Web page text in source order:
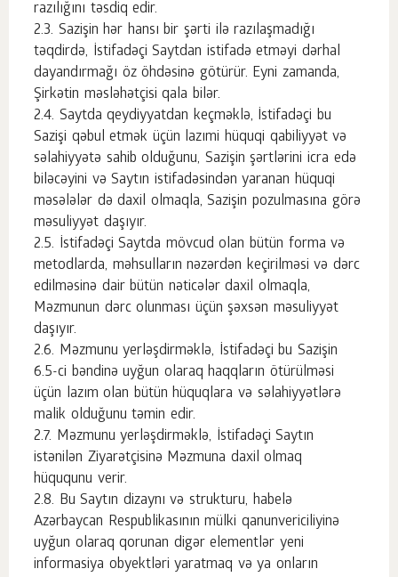
razılığını təsdiq edir.
Sazişin hər hansı bir şərti ilə razılaşmadığı
təqdirdə, İstifadəçi Saytdan istifadə etməyi dərhal
dayandırmağı öz öhdəsinə götürür. Eyni zamanda,
Şirkətin məsləhətçisi qala bilər.
Saytda qeydiyyatdan keçməklə, İstifadəçi bu
Sazişi qəbul etmək üçün lazımi hüquqi qabiliyyət və
səlahiyyətə sahib olduğunu, Sazişin şərtlərini icra edə
biləcəyini və Saytın istifadəsindən yaranan hüquqi
məsələlər də daxil olmaqla, Sazişin pozulmasına görə
məsuliyyət daşıyır.
İstifadəçi Saytda mövcud olan bütün forma və
metodlarda, məhsulların nəzərdən keçirilməsi və dərc
edilməsinə dair bütün nəticələr daxil olmaqla,
Məzmunun dərc olunması üçün şəxsən məsuliyyət
daşıyır.
Məzmunu yerləşdirməklə, İstifadəçi bu Sazişin
6.5-ci bəndinə uyğun olaraq haqqların ötürülməsi
üçün lazım olan bütün hüquqlara və səlahiyyətlərə
malik olduğunu təmin edir.
Məzmunu yerləşdirməklə, İstifadəçi Saytın
istənilən Ziyarətçisinə Məzmuna daxil olmaq
hüququnu verir.
Bu Saytın dizaynı və strukturu, habelə
Azərbaycan Respublikasının mülki qanunvericiliyinə
uyğun olaraq qorunan digər elementlər yeni
informasiya obyektləri yaratmaq və ya onların